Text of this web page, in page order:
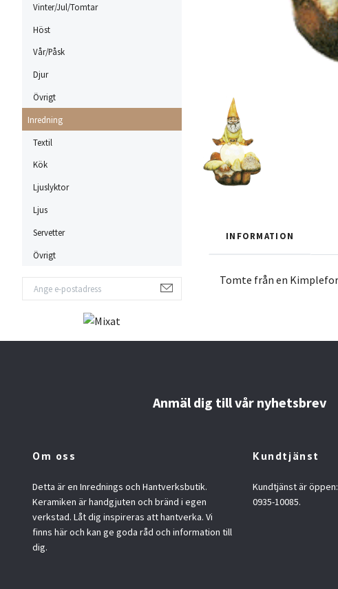
Vinter/Jul/Tomtar
Höst
Vår/Påsk
Djur
Övrigt
Inredning
Textil
Kök
Ljuslyktor
Ljus
Servetter
Övrigt
INFORMATION
Tomte från en
Anmäl dig till vår nyhetsbrev
Om oss
Detta är en Inrednings och Hantverksbutik.
Keramiken är handgjuten och bränd i egen
verkstad. Låt dig inspireras att hantverka. Vi
finns här och kan ge goda råd och information till
dig.
Kundtjänst
Kundtjänst är
0935-10085.